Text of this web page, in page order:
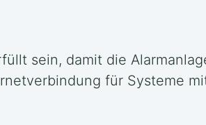
sein, damit die
für Systeme